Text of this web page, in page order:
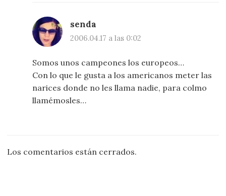
senda
2006.04.17 a las 0:02
Somos unos campeones los europeos…
Con lo que le gusta a los americanos meter las
narices donde no les llama nadie, para colmo
llamémosles…
Los comentarios están cerrados.